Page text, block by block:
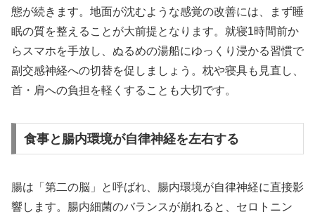
態が続きます。地面が沈むような感覚の改善には、まず睡
眠の質を整えることが大前提となります。就寝1時間前か
らスマホを手放し、ぬるめの湯船にゆっくり浸かる習慣で
副交感神経への切替を促しましょう。枕や寝具も見直し、
首・肩への負担を軽くすることも大切です。
食事と腸内環境が自律神経を左右する
腸は「第二の脳」と呼ばれ、腸内環境が自律神経に直接影
響します。腸内細菌のバランスが崩れると、セロトニン